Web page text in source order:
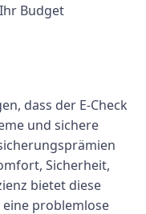
Budget
dass der E-Check
und sichere
Sicherheit,
bietet diese
problemlose